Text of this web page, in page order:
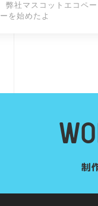
弊社マスコットエコペ
ーを始めたよ
制